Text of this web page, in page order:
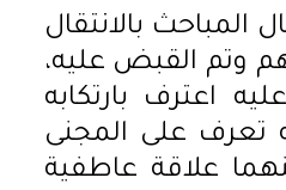
المباحث بالانتقال
وتم القبض عليه،
اعترف بارتكابه
تعرف على المجنى
علاقة عاطفية